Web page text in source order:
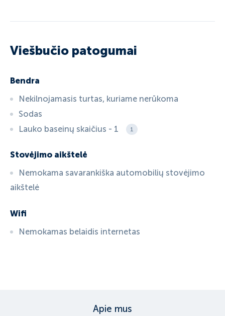
Viešbučio patogumai
Bendra
Nekilnojamasis turtas, kuriame nerūkoma
Sodas
Lauko baseinų skaičius - 1
1
Stovėjimo aikštelė
Nemokama savarankiška automobilių stovėjimo
aikštelė
Wifi
Nemokamas belaidis internetas
Apie mus